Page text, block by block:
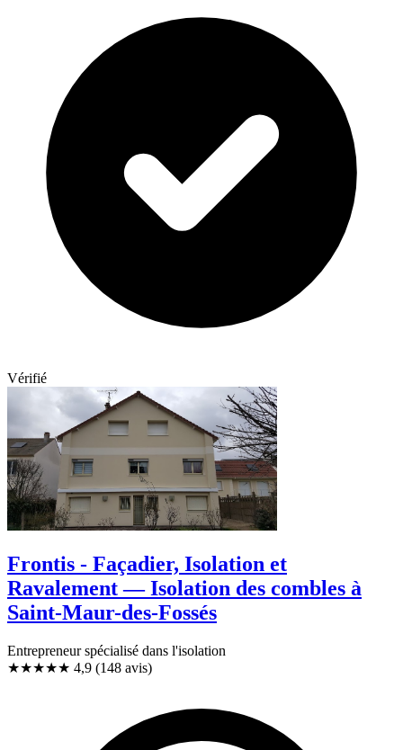
Vérifié
Frontis - Façadier, Isolation et
Ravalement — Isolation des combles à
Saint-Maur-des-Fossés
Entrepreneur spécialisé dans l'isolation
★★★★★ 4,9 (148 avis)